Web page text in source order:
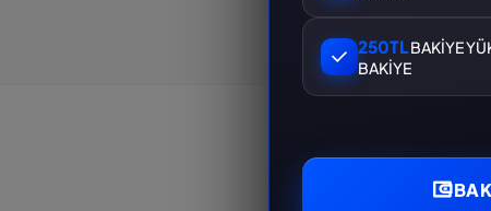
250TLBAKİYE
BAKİYE